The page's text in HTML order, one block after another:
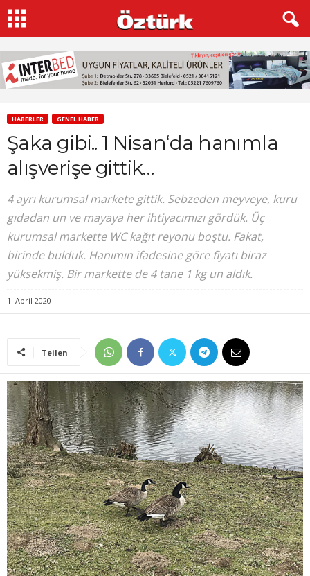
HABERLER GENEL HABER
Şaka gibi.. 1 Nisan‘da hanımla
alışverişe gittik…
4 ayrı kurumsal markete gittik. Sebzeden meyveye, kuru
gıdadan un ve mayaya her ihtiyacımızı gördük. Üç
kurumsal markette WC kağıt reyonu boştu. Fakat,
birinde bulduk. Hanımın ifadesine göre fiyatı biraz
yüksekmiş. Bir markette de 4 tane 1 kg un aldık.
1. April 2020
Teilen